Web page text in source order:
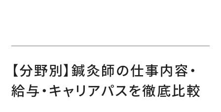
【分野別】鍼灸師の仕事内容・
給与・キャリアパスを徹底比較